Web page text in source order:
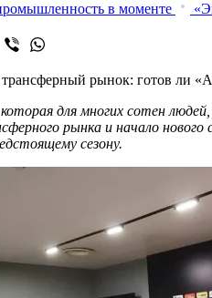
в моменте
рынок: готов ли
для многих сотен
рынка и начало нового
сезону.